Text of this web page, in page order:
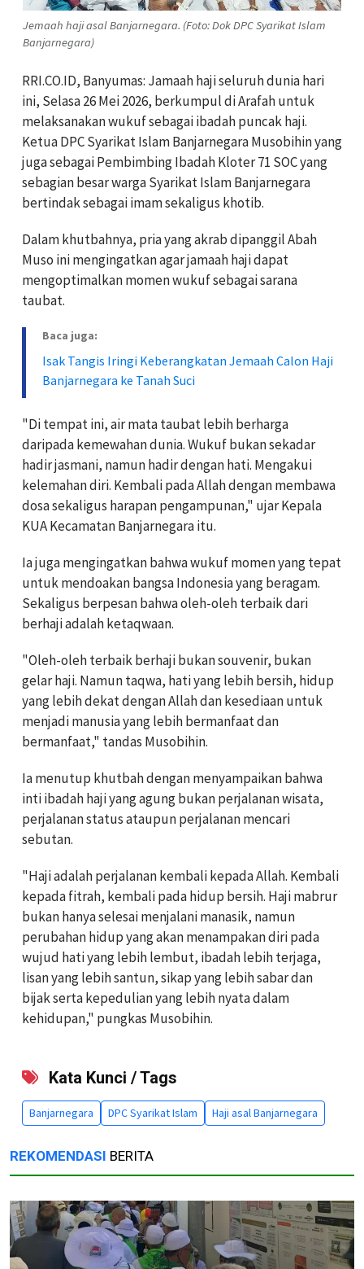
Jemaah haji asal Banjarnegara. (Foto: Dok DPC Syarikat Islam
Banjarnegara)
RRI.CO.ID, Banyumas: Jamaah haji seluruh dunia hari
ini, Selasa 26 Mei 2026, berkumpul di Arafah untuk
melaksanakan wukuf sebagai ibadah puncak haji.
Ketua DPC Syarikat Islam Banjarnegara Musobihin yang
juga sebagai Pembimbing Ibadah Kloter 71 SOC yang
sebagian besar warga Syarikat Islam Banjarnegara
bertindak sebagai imam sekaligus khotib.
Dalam khutbahnya, pria yang akrab dipanggil Abah
Muso ini mengingatkan agar jamaah haji dapat
mengoptimalkan momen wukuf sebagai sarana
taubat.
Baca juga:
Isak Tangis Iringi Keberangkatan Jemaah Calon Haji
Banjarnegara ke Tanah Suci
"Di tempat ini, air mata taubat lebih berharga
daripada kemewahan dunia. Wukuf bukan sekadar
hadir jasmani, namun hadir dengan hati. Mengakui
kelemahan diri. Kembali pada Allah dengan membawa
dosa sekaligus harapan pengampunan," ujar Kepala
KUA Kecamatan Banjarnegara itu.
Ia juga mengingatkan bahwa wukuf momen yang tepat
untuk mendoakan bangsa Indonesia yang beragam.
Sekaligus berpesan bahwa oleh-oleh terbaik dari
berhaji adalah ketaqwaan.
"Oleh-oleh terbaik berhaji bukan souvenir, bukan
gelar haji. Namun taqwa, hati yang lebih bersih, hidup
yang lebih dekat dengan Allah dan kesediaan untuk
menjadi manusia yang lebih bermanfaat dan
bermanfaat," tandas Musobihin.
Ia menutup khutbah dengan menyampaikan bahwa
inti ibadah haji yang agung bukan perjalanan wisata,
perjalanan status ataupun perjalanan mencari
sebutan.
"Haji adalah perjalanan kembali kepada Allah. Kembali
kepada fitrah, kembali pada hidup bersih. Haji mabrur
bukan hanya selesai menjalani manasik, namun
perubahan hidup yang akan menampakan diri pada
wujud hati yang lebih lembut, ibadah lebih terjaga,
lisan yang lebih santun, sikap yang lebih sabar dan
bijak serta kepedulian yang lebih nyata dalam
kehidupan," pungkas Musobihin.
Kata Kunci / Tags
Banjarnegara DPC Syarikat Islam Haji asal Banjarnegara
REKOMENDASI BERITA